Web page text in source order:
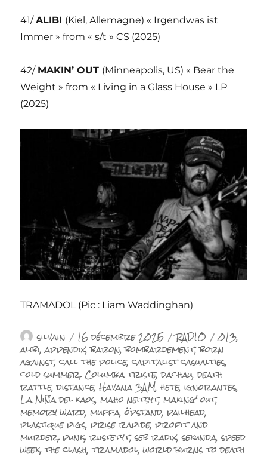
41/ALIBI (Kiel, Allemagne) « Irgendwas ist
Immer » from « s/t » CS (2025)
42/ MAKIN’ OUT (Minneapolis, US) « Bear the
Weight » from « Living in a Glass House » LP
(2025)
TRAMADOL (Pic : Liam Waddinghan)
Auteur
silvain Publié
le
16 décembre 2025 Catégories
RADIO 013,
alibi,appendix,baron,bombardement,born
against,call the police,capitalist casualties,
cold summer,Columba triste,dachau,death
rattle,distance,Havana 3AM,hete,ignorantes,
La Niña del kaos,maho neitsyt,making' out,
memory ward,muffa,öpstand,pailhead,
plastique pigs,prise rapide,profit and
murder,punk,riistetyt,seb radix,sekunda,speed
week,the clash,tramadol,world burns to death